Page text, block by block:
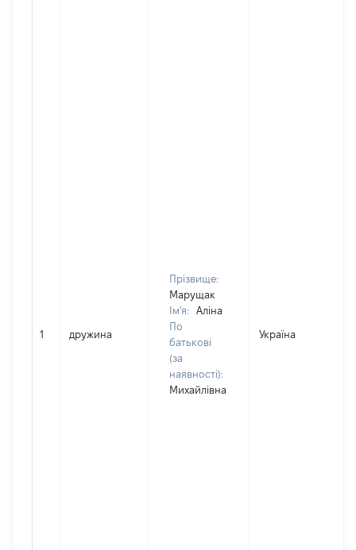
1 дружина
Прізвище:
Марущак
Ім'я:
Аліна
По
батькові
(за
наявності):
Михайлівна
Україна